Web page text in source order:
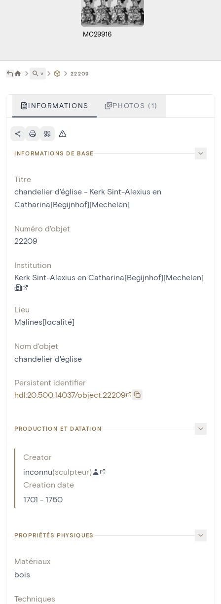
M029916
˅ 22209
INFORMATIONS PHOTOS (1)
INFORMATIONS DE BASE
Titre
chandelier d'église - Kerk Sint-Alexius en
Catharina[Begijnhof][Mechelen]
Numéro d'objet
22209
Institution
Kerk Sint-Alexius en Catharina[Begijnhof][Mechelen]
Lieu
Malines[localité]
Nom d'objet
chandelier d'église
Persistent identifier
hdl:20.500.14037/object.22209
PRODUCTION ET DATATION
Creator
inconnu(sculpteur)
Creation date
1701 - 1750
PROPRIÉTÉS PHYSIQUES
Matériaux
bois
Techniques